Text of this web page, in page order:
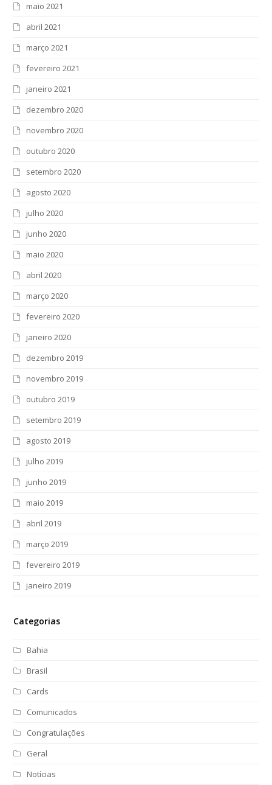
maio 2021
abril 2021
março 2021
fevereiro 2021
janeiro 2021
dezembro 2020
novembro 2020
outubro 2020
setembro 2020
agosto 2020
julho 2020
junho 2020
maio 2020
abril 2020
março 2020
fevereiro 2020
janeiro 2020
dezembro 2019
novembro 2019
outubro 2019
setembro 2019
agosto 2019
julho 2019
junho 2019
maio 2019
abril 2019
março 2019
fevereiro 2019
janeiro 2019
Categorias
Bahia
Brasil
Cards
Comunicados
Congratulações
Geral
Notícias